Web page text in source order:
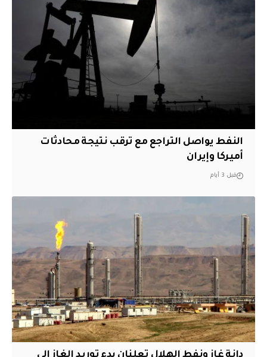
النفط يواصل التراجع مع ترقب نتيجة محادثات
أميركا وإيران
قبل 3 أيام